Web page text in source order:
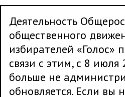
Деятельность
общественного
избирателей «Голос»
связи с этим, с 8 июля
больше не
обновляется. Если вы